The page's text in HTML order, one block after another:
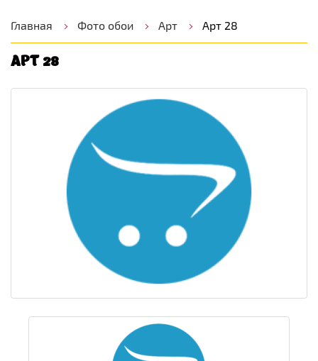
Главная Фото обои Арт Арт 28
АРТ 28